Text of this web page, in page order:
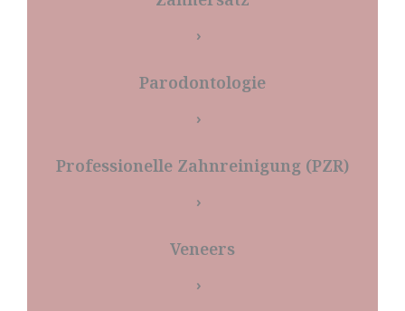
›
Parodontologie
›
Professionelle Zahnreinigung (PZR)
›
Veneers
›